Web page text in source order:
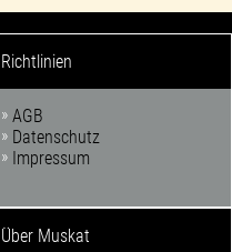
Richtlinien
AGB
Datenschutz
Impressum
Über Muskat